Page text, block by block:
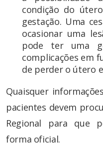
condição do
gestação. Uma
ocasionar uma
pode ter uma
complicações em
de perder o útero
Quaisquer
pacientes devem
Regional para que
forma oficial.